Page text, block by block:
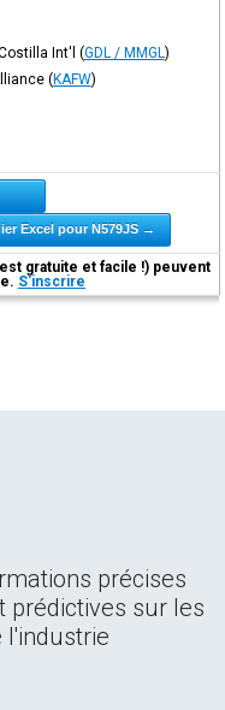
Int'l (GDL / MMGL )
(KAFW)
Excel pour N579JS →
gratuite et facile !) peuvent
S'inscrire
précises
prédictives sur les
l'industrie